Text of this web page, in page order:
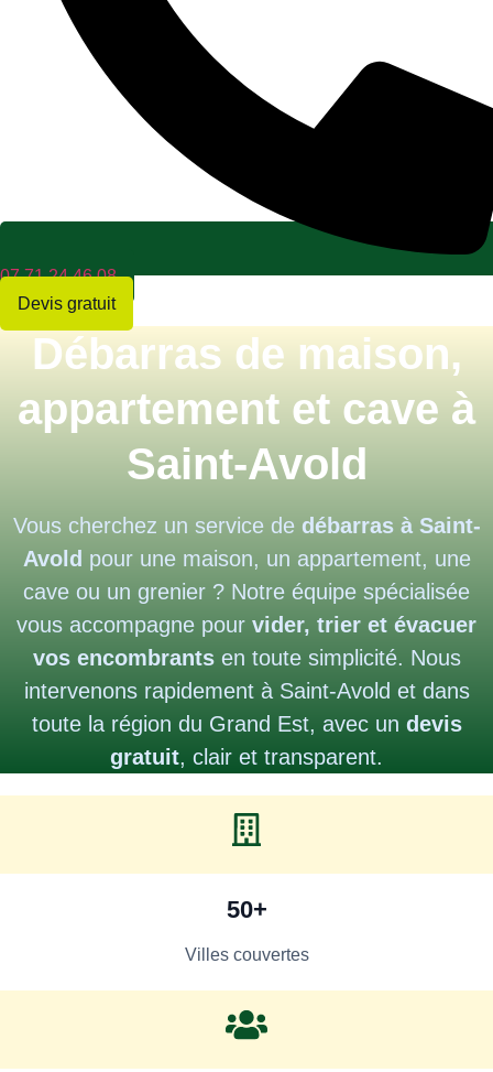
07 71 24 46 08
Devis gratuit
Débarras de maison,
appartement et cave à
Saint-Avold
Vous cherchez un service de débarras à Saint-
Avold pour une maison, un appartement, une
cave ou un grenier ? Notre équipe spécialisée
vous accompagne pour vider, trier et évacuer
vos encombrantsen toute simplicité. Nous
intervenons rapidement à Saint-Avold et dans
toute la région du Grand Est, avec un devis
gratuit, clair et transparent.
50+
Villes couvertes